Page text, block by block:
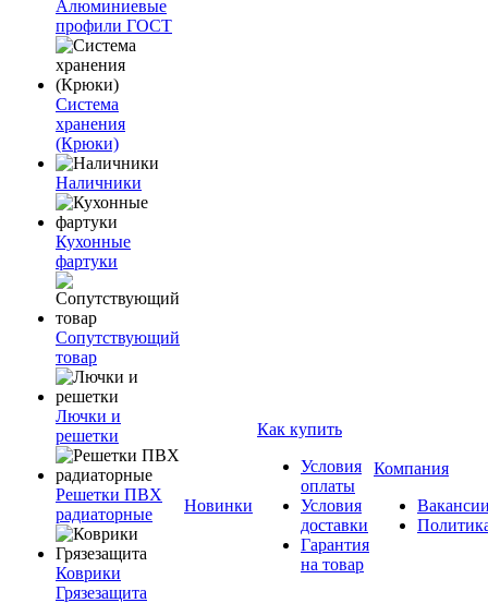
Алюминиевые
профили ГОСТ
Система
хранения
(Крюки)
Наличники
Кухонные
фартуки
Сопутствующий
товар
Лючки и
решетки
Решетки ПВХ
радиаторные
Коврики
Грязезащита
Новинки
Как купить
Условия
оплаты
Условия
доставки
Гарантия
на товар
Компания